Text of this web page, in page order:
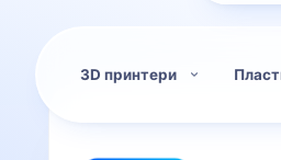
3D принтери